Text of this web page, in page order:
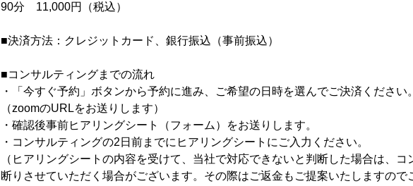
90分 11,000円（税込）
■決済方法：クレジットカード、銀行振込（事前振込）
■コンサルティングまでの流れ
・「今すぐ予約」ボタンから予約に進み、ご希望の日時を選んでご決済ください
（zoomのURLをお送りします）
・確認後事前ヒアリングシート（フォーム）をお送りします。
・コンサルティングの2日前までにヒアリングシートにご入力ください。
（ヒアリングシートの内容を受けて、当社で対応できないと判断した場合は、コ
断りさせていただく場合がございます。その際はご返金もご提案いたしますので